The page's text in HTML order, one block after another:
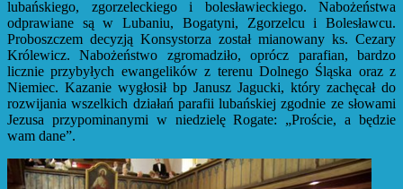
lubańskiego, zgorzeleckiego i bolesławieckiego. Nabożeństwa
odprawiane są w Lubaniu, Bogatyni, Zgorzelcu i Bolesławcu.
Proboszczem decyzją Konsystorza został mianowany ks. Cezary
Królewicz. Nabożeństwo zgromadziło, oprócz parafian, bardzo
licznie przybyłych ewangelików z terenu Dolnego Śląska oraz z
Niemiec. Kazanie wygłosił bp Janusz Jagucki, który zachęcał do
rozwijania wszelkich działań parafii lubańskiej zgodnie ze słowami
Jezusa przypominanymi w niedzielę Rogate: „Proście, a będzie
wam dane”.